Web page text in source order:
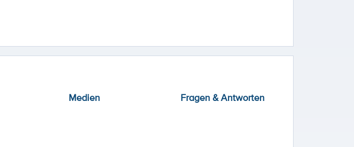
Medien Fragen & Antworten